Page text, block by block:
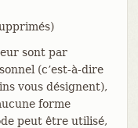
sont par
(c’est-à-dire
vous désignent),
forme
peut être utilisé,